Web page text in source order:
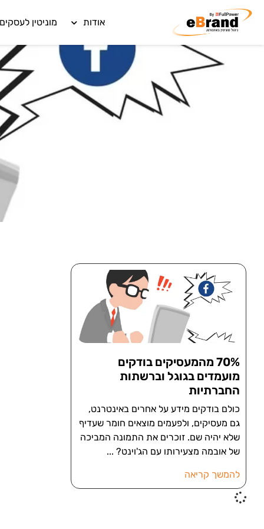
אודות מוניטין לעסקים
70% מהמעסיקים בודקים
מועמדים בגוגל וברשתות
החברתיות
כולם בודקים מידע על אחרים באינטרנט,
גם מעסיקים, ולפעמים מוצאים חומר שעדיף
שלא יהיה שם. זוכרים את התמונה המביכה
של אובמה מצעירותו עם הג'וינט?
להמשך קריאה